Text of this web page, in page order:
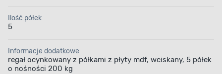
Ilość półek
5
Informacje dodatkowe
regał ocynkowany z półkami z płyty mdf, wciskany, 5 półek
o nośności 200 kg